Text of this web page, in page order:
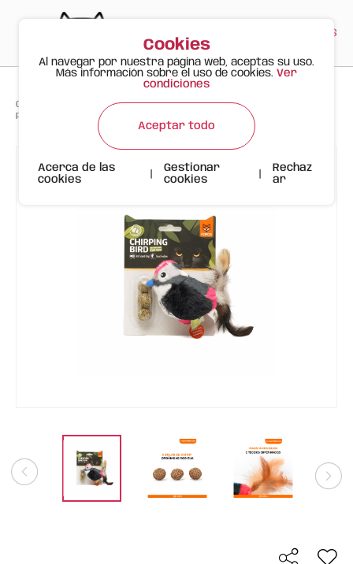
ES
Gato Feliz Productos > Juguetes >
Pájaro Negro con Chip de Sonido y Hierba Gatera FOFOS
Cookies
Al navegar por nuestra página web, aceptas su uso.
Más información sobre el uso de cookies. Ver
condiciones
Aceptar todo
Acerca de las
cookies
Gestionar
cookies
Rechaz
ar